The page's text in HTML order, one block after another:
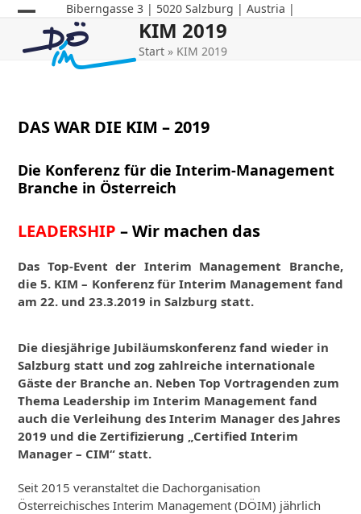
Skip
content
Biberngasse 3 | 5020 Salzburg | Austria |
Open
mobile
Close
mobile
KIM 2019
Start » KIM 2019
DAS WAR DIE KIM – 2019
Die Konferenz für die Interim-Management
Branche in Österreich
LEADERSHIP – Wir machen das
Das Top-Event der Interim Management Branche,
die 5. KIM – Konferenz für Interim Management fand
am 22. und 23.3.2019 in Salzburg statt.
Die diesjährige Jubiläumskonferenz fand wieder in
Salzburg statt und zog zahlreiche internationale
Gäste der Branche an. Neben Top Vortragenden zum
Thema Leadership im Interim Management fand
auch die Verleihung des Interim Manager des Jahres
2019 und die Zertifizierung „Certified Interim
Manager – CIM“ statt.
Seit 2015 veranstaltet die Dachorganisation
Österreichisches Interim Management (DÖIM) jährlich